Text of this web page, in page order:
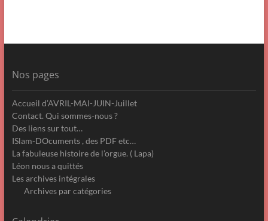
Nos pages
Accueil d’AVRIL-MAI-JUIN-Juillet
Contact. Qui sommes-nous ?
Des liens sur tout…
ISlam-DOcuments , des PDF etc…
La fabuleuse histoire de l’orgue. ( Lapa)
Léon nous a quittés
Les archives intégrales
Archives par catégories